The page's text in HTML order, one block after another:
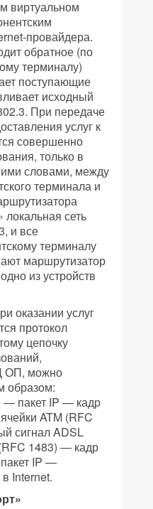
виртуальном
провайдера.
обратное (по
терминалу)
поступающие
исходный
При передаче
услуг к
совершенно
только в
словами, между
терминала и
локальная сеть
и все
терминалу
маршрутизатор
из устройств
оказании услуг
протокол
цепочку
ОП, можно
образом:
— пакет IP — кадр
ATM (RFC
сигнал ADSL
1483) — кадр
IP —
Internet.